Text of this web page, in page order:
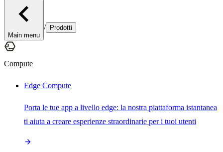
Main menu
/ Prodotti
Compute
Edge Compute
Porta le tue app a livello edge: la nostra piattaforma istantanea
ti aiuta a creare esperienze straordinarie per i tuoi utenti